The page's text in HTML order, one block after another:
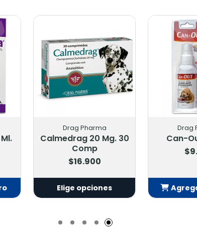
Drag Pharma
Apetipet Jarabe 100
Ml
$11.900
Agregar al Carro
Drag
Artriofin 10
Mg.
Agregar